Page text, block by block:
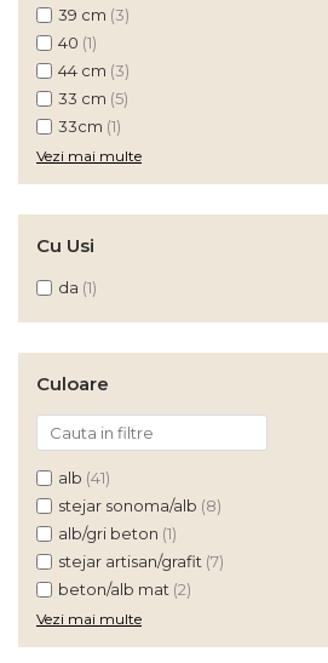
Fotolii extensibile
Masute de cafea
Mese sufragerie/dining
Rafturi/ etajere carti
Scaune living/dining
Set mobilier Living
Seturi masa +scaune
dining
Tabureti
Suporturi si tavi
Chiuvete bucatarie
Mese bucatarie /dining
Mobilier/seturi de bucatarie
Scaune bucatarie
Scaune din lemn
39 cm (3)
40 (1)
44 cm (3)
33 cm (5)
33cm (1)
Vezi mai multe
Cu Usi
da (1)
Culoare
alb (41)
stejar sonoma/alb (8)
alb/gri beton (1)
stejar artisan/grafit (7)
beton/alb mat (2)
Vezi mai multe